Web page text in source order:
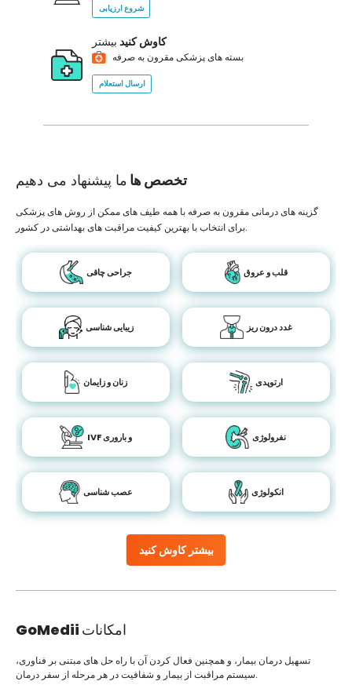
شروع ارزیابی
کاوش کنید بیشتر
بسته های پزشکی مقرون به صرفه
ارسال استعلام
تخصص ها ما پیشنهاد می دهیم
بیشتر کاوش کنید
گزینه های درمانی مقرون به صرفه با همه طیف های ممکن از روش های پزشکی
برای انتخاب با بهترین کیفیت مراقبت های بهداشتی در کشور.
جراحی چاقی قلب و عروق
زیبایی شناسی غدد درون ریز
زنان و زایمان ارتوپدی
IVF و باروری نفرولوژی
عصب شناسی انکولوژی
GoMedii امکانات
تسهیل درمان بیمار، و همچنین فعال کردن آن با راه حل های مبتنی بر فناوری،
سیستم مراقبت از بیمار و شفافیت در هر مرحله از سفر درمان.